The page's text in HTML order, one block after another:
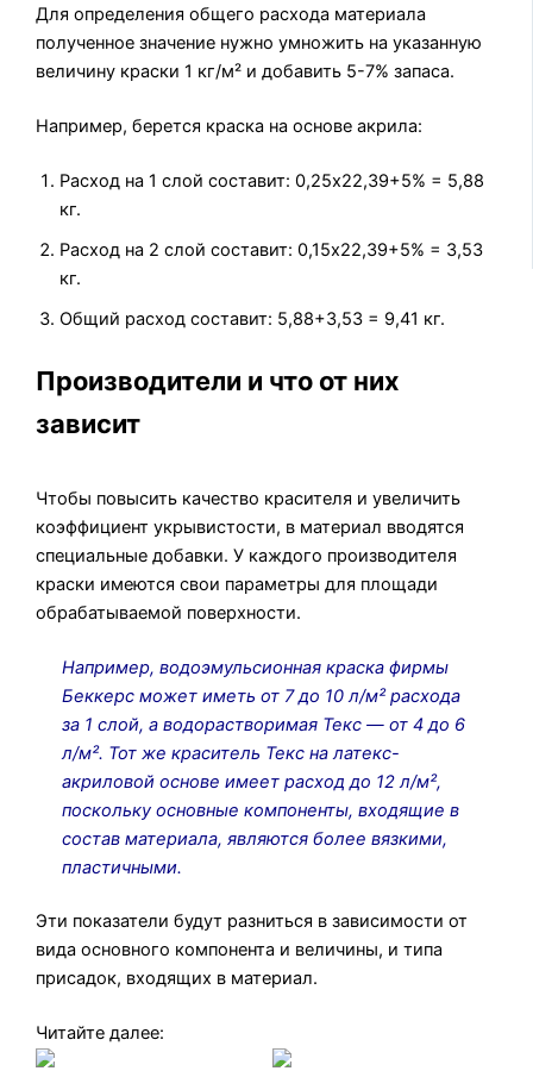
Для определения общего расхода материала
полученное значение нужно умножить на указанную
величину краски 1 кг/м² и добавить 5-7% запаса.
Например, берется краска на основе акрила:
Расход на 1 слой составит: 0,25х22,39+5% = 5,88
кг.
Расход на 2 слой составит: 0,15х22,39+5% = 3,53
кг.
Общий расход составит: 5,88+3,53 = 9,41 кг.
Производители и что от них
зависит
Чтобы повысить качество красителя и увеличить
коэффициент укрывистости, в материал вводятся
специальные добавки. У каждого производителя
краски имеются свои параметры для площади
обрабатываемой поверхности.
Например, водоэмульсионная краска фирмы
Беккерс может иметь от 7 до 10 л/м² расхода
за 1 слой, а водорастворимая Текс — от 4 до 6
л/м². Тот же краситель Текс на латекс-
акриловой основе имеет расход до 12 л/м²,
поскольку основные компоненты, входящие в
состав материала, являются более вязкими,
пластичными.
Эти показатели будут разниться в зависимости от
вида основного компонента и величины, и типа
присадок, входящих в материал.
Читайте далее: